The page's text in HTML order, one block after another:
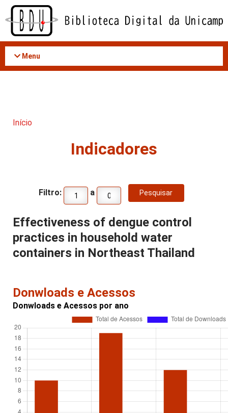
Acessar
conteúdo
Menu
Início
Indicadores
Filtro: a
Effectiveness of dengue control
practices in household water
containers in Northeast Thailand
Donwloads e Acessos
Donwloads e Acessos por ano